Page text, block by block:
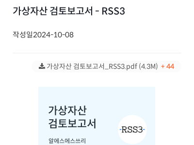
가상자산 검토보고서 - RSS3
작성일2024-10-08
가상자산 검토보고서_RSS3.pdf (4.3M)+ 44